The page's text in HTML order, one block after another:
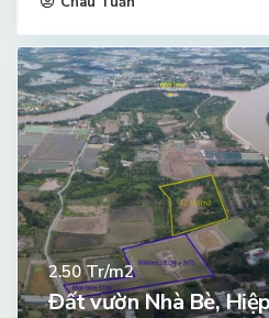
2.50Tr/m2
Đất vườn Nhà Bè,